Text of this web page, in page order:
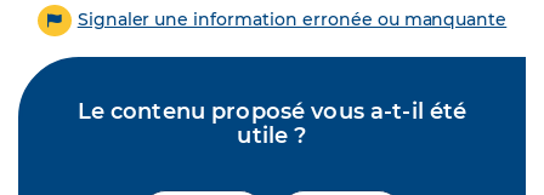
Signaler une information erronée ou manquante
Le contenu proposé vous a-t-il été
utile ?